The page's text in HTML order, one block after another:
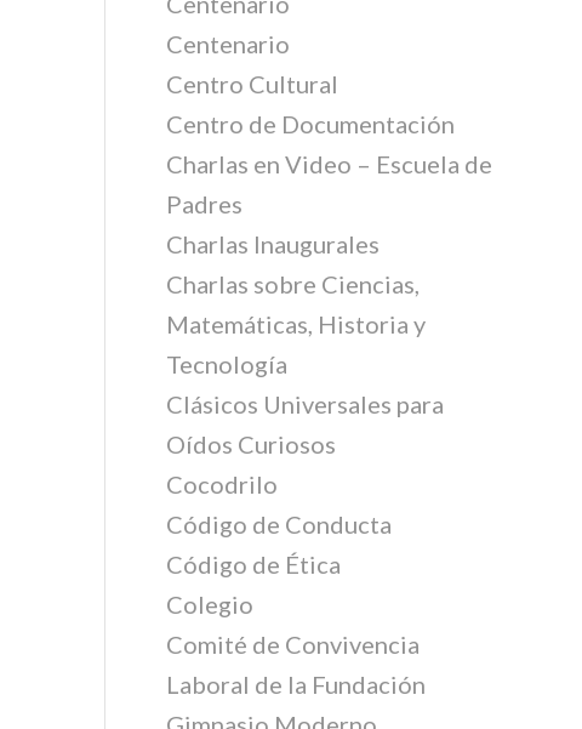
Centenario
Centro Cultural
Centro de Documentación
Charlas en Video – Escuela de
Padres
Charlas Inaugurales
Charlas sobre Ciencias,
Matemáticas, Historia y
Tecnología
Clásicos Universales para
Oídos Curiosos
Cocodrilo
Código de Conducta
Código de Ética
Colegio
Comité de Convivencia
Laboral de la Fundación